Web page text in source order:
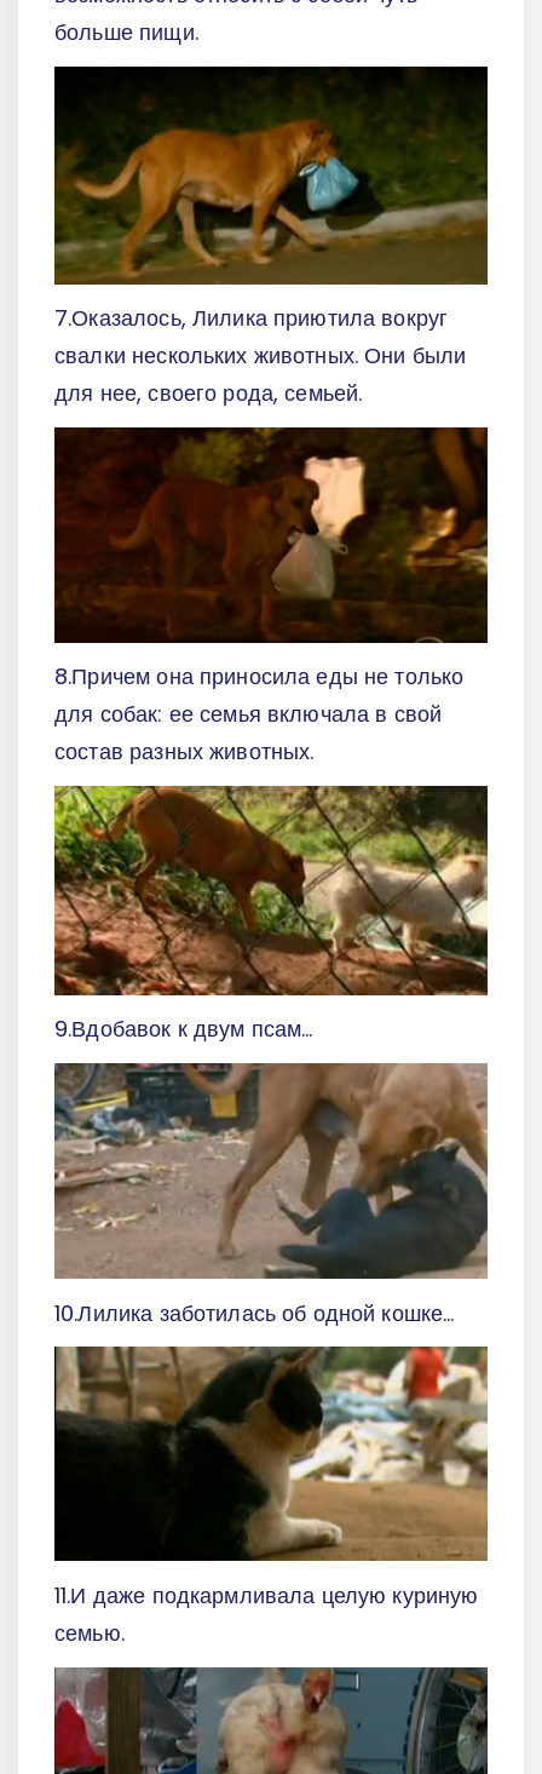
больше пищи.
7.Оказалось, Лилика приютила вокруг
свалки нескольких животных. Они были
для нее, своего рода, семьей.
8.Причем она приносила еды не только
для собак: ее семья включала в свой
состав разных животных.
9.Вдобавок к двум псам…
10.Лилика заботилась об одной кошке…
11.И даже подкармливала целую куриную
семью.